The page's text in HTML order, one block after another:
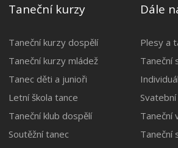
Taneční kurzy
Taneční kurzy dospělí
Taneční kurzy mládež
Tanec děti a junioři
Letní škola tance
Taneční klub dospělí
Soutěžní tanec
Dále
Plesy a
Taneční
Taneční
Taneční